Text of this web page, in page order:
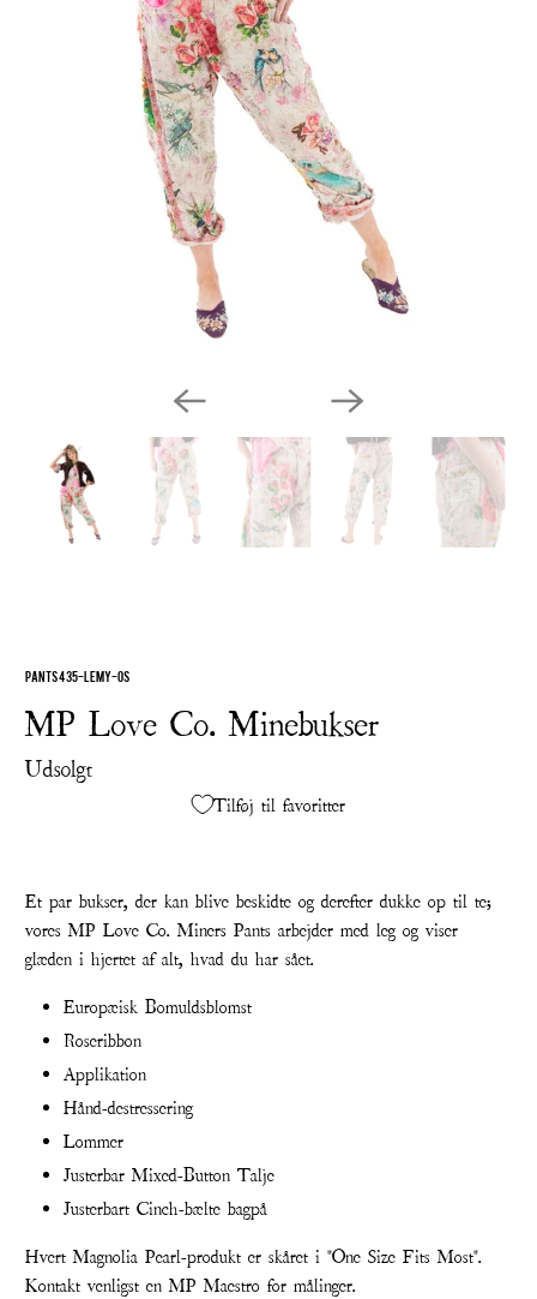
PANTS 435-LEMY-OS
MP Love Co. Minebukser
Udsolgt
Tilføj til favoritter
Et par bukser, der kan blive beskidte og derefter dukke op til te;
vores MP Love Co. Miners Pants arbejder med leg og viser
glæden i hjertet af alt, hvad du har sået.
Europæisk Bomuldsblomst
Roseribbon
Applikation
Hånd-destressering
Lommer
Justerbar Mixed-Button Talje
Justerbart Cinch-bælte bagpå
Hvert Magnolia Pearl-produkt er skåret i "One Size Fits Most".
Kontakt venligsten MP Maestro for målinger.